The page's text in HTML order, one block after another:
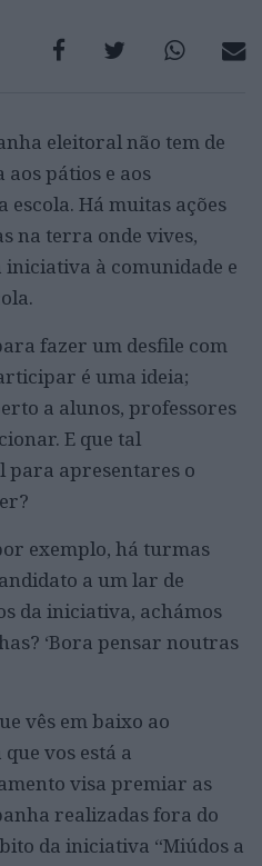
eleitoral não tem de
pátios e aos
escola. Há muitas ações
na terra onde vives,
à comunidade e
fazer um desfile com
é uma ideia;
a alunos, professores
E que tal
para apresentares o
exemplo, há turmas
a um lar de
da iniciativa, achámos
‘Bora pensar noutras
vês em baixo ao
vos está a
visa premiar as
realizadas fora do
da iniciativa “Miúdos a